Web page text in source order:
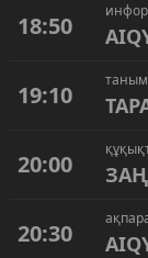
18:50
19:10
20:00
20:30